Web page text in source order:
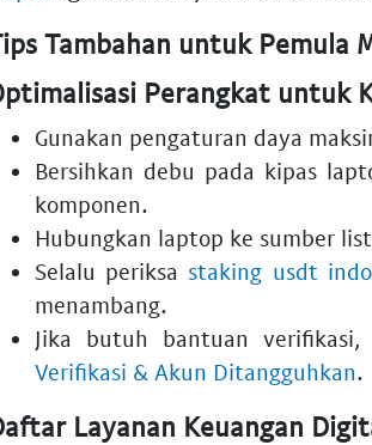
Tambahan untuk Pemula
Perangkat untuk
Gunakan pengaturan daya
Bersihkan debu pada kipas
komponen.
Hubungkan laptop ke sumber
Selalu periksastaking usdt
menambang.
Jika butuh bantuan verifikasi,
Verifikasi & Akun Ditangguhkan.
Layanan Keuangan